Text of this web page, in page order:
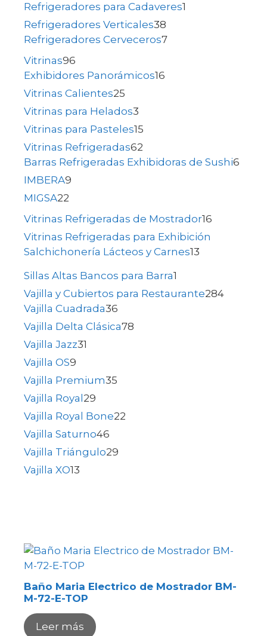
Refrigeradores para Cadaveres1
Refrigeradores Verticales38
Refrigeradores Cerveceros7
Vitrinas96
Exhibidores Panorámicos16
Vitrinas Calientes25
Vitrinas para Helados3
Vitrinas para Pasteles15
Vitrinas Refrigeradas62
Barras Refrigeradas Exhibidoras de Sushi6
IMBERA9
MIGSA22
Vitrinas Refrigeradas de Mostrador16
Vitrinas Refrigeradas para Exhibición
Salchichonería Lácteos y Carnes13
Sillas Altas Bancos para Barra1
Vajilla y Cubiertos para Restaurante284
Vajilla Cuadrada36
Vajilla Delta Clásica78
Vajilla Jazz31
Vajilla OS9
Vajilla Premium35
Vajilla Royal29
Vajilla Royal Bone22
Vajilla Saturno46
Vajilla Triángulo29
Vajilla XO13
Baño Maria Electrico de Mostrador BM-
M-72-E-TOP
Leer más